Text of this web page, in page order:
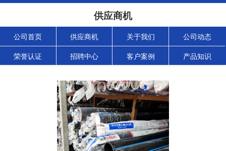
供应商机
公司首页 供应商机 关于我们 公司动态
荣誉认证 招聘中心 客户案例 产品知识